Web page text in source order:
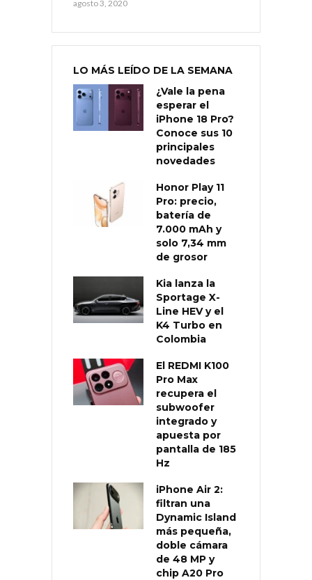
agosto 3, 2020
LO MÁS LEÍDO DE LA SEMANA
¿Vale la pena
esperar el
iPhone 18 Pro?
Conoce sus 10
principales
novedades
Honor Play 11
Pro: precio,
batería de
7.000 mAh y
solo 7,34 mm
de grosor
Kia lanza la
Sportage X-
Line HEV y el
K4 Turbo en
Colombia
El REDMI K100
Pro Max
recupera el
subwoofer
integrado y
apuesta por
pantalla de 185
Hz
iPhone Air 2:
filtran una
Dynamic Island
más pequeña,
doble cámara
de 48 MP y
chip A20 Pro